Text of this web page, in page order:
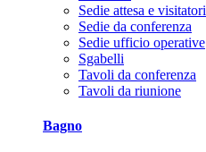
Sedie attesa e visitatori
Sedie da conferenza
Sedie ufficio operative
Sgabelli
Tavoli da conferenza
Tavoli da riunione
Bagno